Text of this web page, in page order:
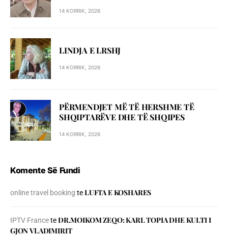
14 KORRIK, 2026
LINDJA E LRSHJ
14 KORRIK, 2026
PËRMENDJET MË TË HERSHME TË
SHQIPTARËVE DHE TË SHQIPES
14 KORRIK, 2026
Komente Së Fundi
online travel booking teLUFTA E KOSHARES
IPTV FranceteDR.MOIKOM ZEQO: KARL TOPIA DHE KULTI I
GJON VLADIMIRIT